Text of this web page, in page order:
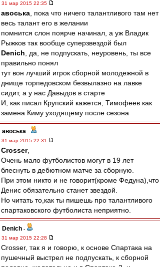
31 мар 2015 22:35
авоська , пока что ничего талантливого там нет
весь талант его в желании
помнится слон поярче начинал, а уж Владик
Рыжков так вообще суперзвездой был
Denich , да, не подпускать, неуровень, ты все
правильно понял
тут вон лучший игрок сборной молодежной в
днище торпедовском безвылазно на лавке
сидит, а у нас Давыдов в старте
И, как писал Крупский кажется, Тимофеев как
замена Киму уходящему после сезона
авоська -
31 мар 2015 22:31
Crosser,
Очень мало футболистов могут в 19 лет
блеснуть в дебютном матче за сборную.
При этом никто и не говорит(кроме Федуна),что
Денис обязательно станет звездой.
Но читать то,как ты пишешь про талантливого
спартаковского футболиста неприятно.
Denich -
31 мар 2015 22:28
Crosser, так я и говорю, к основе Спартака на
пушечный выстрел не подпускать, к сборной